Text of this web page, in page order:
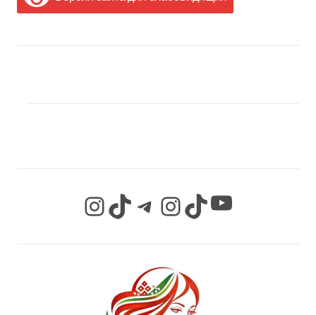
InstagramTikTok Telegram InstagramTikTok YouTube